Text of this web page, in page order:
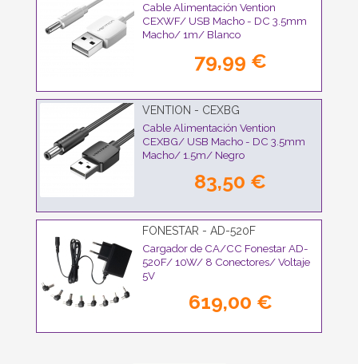
Cable Alimentación Vention
CEXWF/ USB Macho - DC 3.5mm
Macho/ 1m/ Blanco
79,99 €
VENTION - CEXBG
Cable Alimentación Vention
CEXBG/ USB Macho - DC 3.5mm
Macho/ 1.5m/ Negro
83,50 €
FONESTAR - AD-520F
Cargador de CA/CC Fonestar AD-
520F/ 10W/ 8 Conectores/ Voltaje
5V
619,00 €